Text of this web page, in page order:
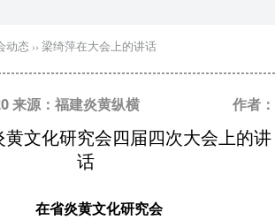
动态 ›› 梁绮萍在大会上的讲话
来源：福建炎黄纵横
作者：
黄文化研究会四届四次大会上的讲
话
在省炎黄文化研究会